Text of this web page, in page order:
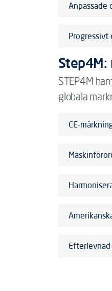
Anpassade
Progressivt
STEP4M
globala
CE-